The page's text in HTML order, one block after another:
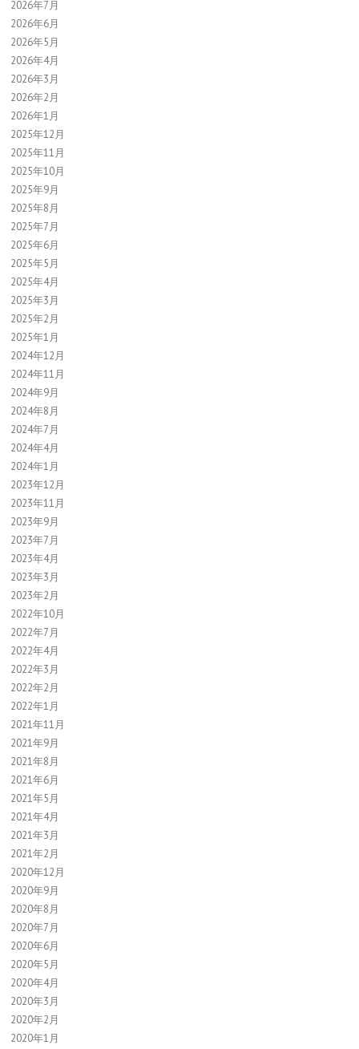
2026年7月
2026年6月
2026年5月
2026年4月
2026年3月
2026年2月
2026年1月
2025年12月
2025年11月
2025年10月
2025年9月
2025年8月
2025年7月
2025年6月
2025年5月
2025年4月
2025年3月
2025年2月
2025年1月
2024年12月
2024年11月
2024年9月
2024年8月
2024年7月
2024年4月
2024年1月
2023年12月
2023年11月
2023年9月
2023年7月
2023年4月
2023年3月
2023年2月
2022年10月
2022年7月
2022年4月
2022年3月
2022年2月
2022年1月
2021年11月
2021年9月
2021年8月
2021年6月
2021年5月
2021年4月
2021年3月
2021年2月
2020年12月
2020年9月
2020年8月
2020年7月
2020年6月
2020年5月
2020年4月
2020年3月
2020年2月
2020年1月